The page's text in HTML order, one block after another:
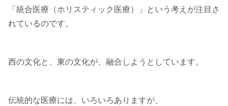
「統合医療（ホリスティック医療）」という考えが注目さ
れているのです。
西の文化と、東の文化が、融合しようとしています。
伝統的な医療には、いろいろありますが、